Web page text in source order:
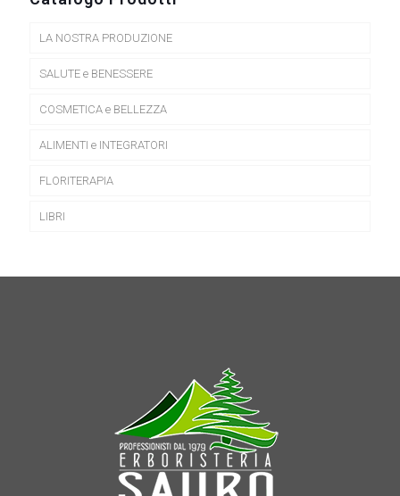
LA NOSTRA PRODUZIONE
SALUTE e BENESSERE
COSMETICA e BELLEZZA
ALIMENTI e INTEGRATORI
FLORITERAPIA
LIBRI